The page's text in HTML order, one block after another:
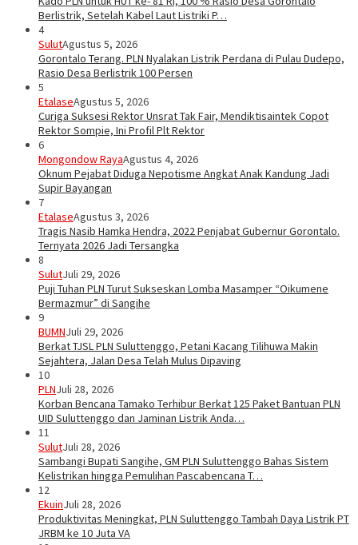
Berlistrik, Setelah Kabel Laut Listriki P…
4
SulutAgustus 5, 2026
Gorontalo Terang. PLN Nyalakan Listrik Perdana di Pulau Dudepo,
Rasio Desa Berlistrik 100 Persen
5
EtalaseAgustus 5, 2026
Curiga Suksesi Rektor Unsrat Tak Fair, Mendiktisaintek Copot
Rektor Sompie, Ini Profil Plt Rektor
6
Mongondow RayaAgustus 4, 2026
Oknum Pejabat Diduga Nepotisme Angkat Anak Kandung Jadi
Supir Bayangan
7
EtalaseAgustus 3, 2026
Tragis Nasib Hamka Hendra, 2022 Penjabat Gubernur Gorontalo.
Ternyata 2026 Jadi Tersangka
8
SulutJuli 29, 2026
Puji Tuhan PLN Turut Sukseskan Lomba Masamper “Oikumene
Bermazmur” di Sangihe
9
BUMNJuli 29, 2026
Berkat TJSL PLN Suluttenggo, Petani Kacang Tilihuwa Makin
Sejahtera, Jalan Desa Telah Mulus Dipaving
10
PLNJuli 28, 2026
Korban Bencana Tamako Terhibur Berkat 125 Paket Bantuan PLN
UID Suluttenggo dan Jaminan Listrik Anda…
11
SulutJuli 28, 2026
Sambangi Bupati Sangihe, GM PLN Suluttenggo Bahas Sistem
Kelistrikan hingga Pemulihan Pascabencana T…
12
EkuinJuli 28, 2026
Produktivitas Meningkat, PLN Suluttenggo Tambah Daya Listrik PT
JRBM ke 10 Juta VA